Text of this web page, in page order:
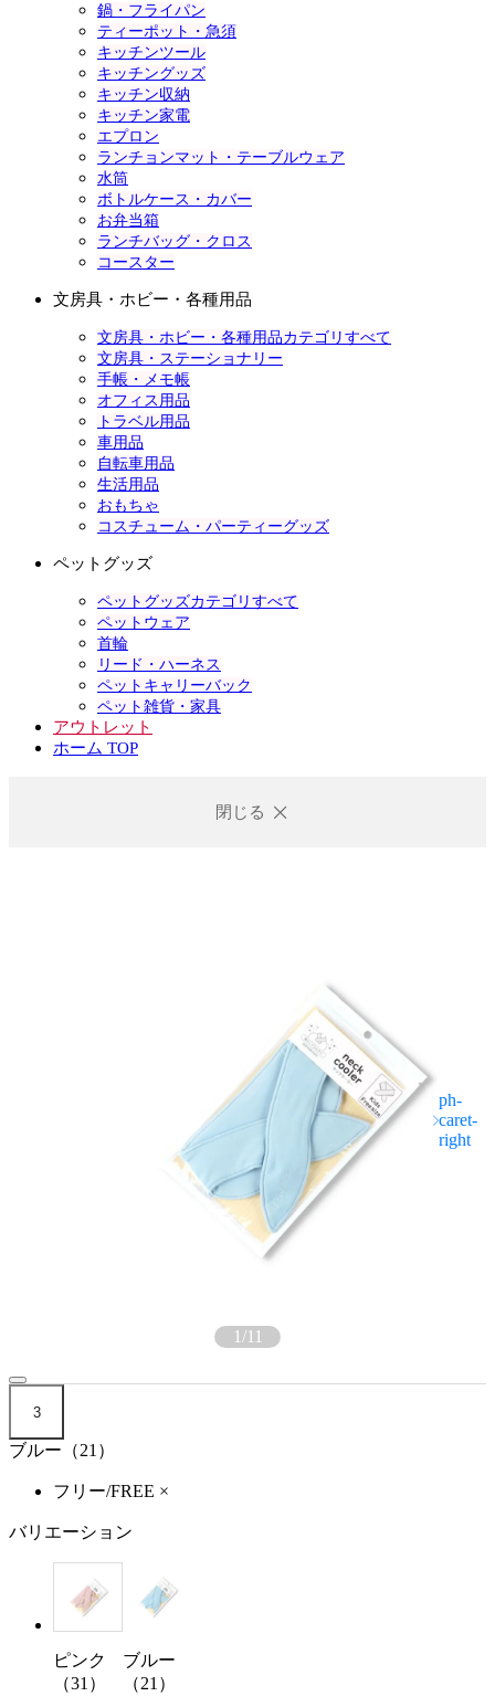
鍋・フライパン
ティーポット・急須
キッチンツール
キッチングッズ
キッチン収納
キッチン家電
エプロン
ランチョンマット・テーブルウェア
水筒
ボトルケース・カバー
お弁当箱
ランチバッグ・クロス
コースター
文房具・ホビー・各種用品
文房具・ホビー・各種用品カテゴリすべて
文房具・ステーショナリー
手帳・メモ帳
オフィス用品
トラベル用品
車用品
自転車用品
生活用品
おもちゃ
コスチューム・パーティーグッズ
ペットグッズ
ペットグッズカテゴリすべて
ペットウェア
首輪
リード・ハーネス
ペットキャリーバック
ペット雑貨・家具
アウトレット
ホーム TOP
閉じる
1/11
3
ブルー（21）
フリー/FREE ×
バリエーション
ピンク
（31）
ブルー
（21）